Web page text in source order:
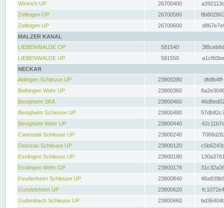
Wintrich UP
26700400
Zeltingen OP
26700580
Zeltingen UP
26700600
MALZER KANAL
LIEBENWALDE OP
581540
LIEBENWALDE UP
581550
NECKAR
Aldingen Schleuse UP
23800280
Beihingen Wehr UP
23800360
Besigheim SKA
23800460
Besigheim Schleuse UP
23800480
Besigheim Wehr UP
23800440
Cannstatt Schleuse UP
23800240
Deizisau Schleuse UP
23800120
Esslingen Schleuse UP
23800180
Esslingen Wehr OP
23800176
Feudenheim Schleuse UP
23800840
Gundelsheim UP
23800620
Guttenbach Schleuse UP
23800660